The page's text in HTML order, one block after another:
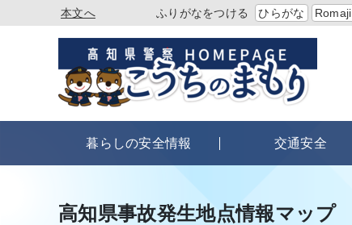
本文へ ふりがなをつける ひらがな Romaji
暮らしの安全情報 交通安全
高知県事故発生地点情報マップ